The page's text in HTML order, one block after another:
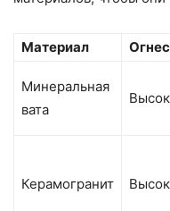
Материал
Минеральная
вата
Керамогранит